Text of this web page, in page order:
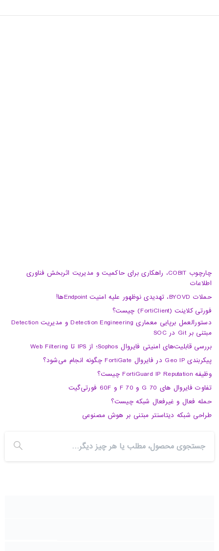
چارچوب COBIT، راهکاری برای حاکمیت و مدیریت اثربخش فناوری
اطلاعات
حملات BYOVD، تهدیدی نوظهور علیه امنیت Endpointها!
فورتی کلاینت (FortiClient) چیست؟
دستورالعمل برپایی معماری Detection Engineering و مدیریت Detection
مبتنی بر Git در SOC
بررسی قابلیت‌های امنیتی فایروال Sophos؛ از IPS تا Web Filtering
پیکربندی Geo IP در فایروال FortiGate چگونه انجام می‌شود؟
وظیفه FortiGuard IP Reputation چیست؟
تفاوت فایروال های 70 G و 70 F و 60F فورتی‌گیت
حمله فعال و غیرفعال شبکه چیست؟
طراحی شبکه دیتاسنتر مبتنی بر هوش مصنوعی